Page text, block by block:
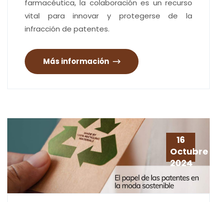
farmacéutica, la colaboración es un recurso
vital para innovar y protegerse de la
infracción de patentes.
Más información
16
Octubre
2024